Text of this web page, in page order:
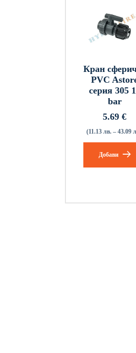
Кран
PVC
серия 305
bar
5.69 €
(11.13 лв. – 43.09
Добави